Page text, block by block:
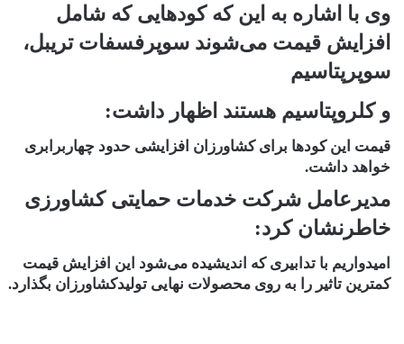
وی با اشاره به این که کود‌هایی که شامل
افزایش قیمت می‌شوند سوپرفسفات تریبل،
سوپرپتاسیم
و کلروپتاسیم هستند اظهار داشت:
قیمت این کود‌ها برای کشاورزان افزایشی حدود چهاربرابری
خواهد داشت.
مدیرعامل شرکت خدمات حمایتی کشاورزی
خاطرنشان کرد:
امیدواریم با تدابیری که اندیشیده می‌شود این افزایش قیمت
کمترین تاثیر را به روی محصولات نهایی تولیدکشاورزان بگذارد.